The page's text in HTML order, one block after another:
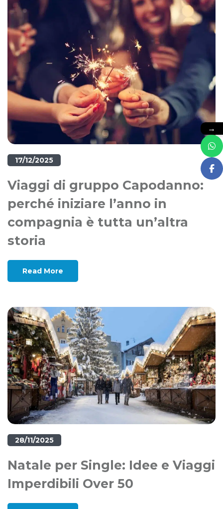
17/12/2025
Viaggi di gruppo Capodanno:
perché iniziare l’anno in
compagnia è tutta un’altra
storia
Read More
28/11/2025
Natale per Single: Idee e Viaggi
Imperdibili Over 50
→